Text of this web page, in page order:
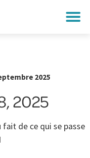
2025
2025
de ce qui se passe